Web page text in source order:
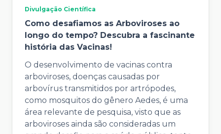
Divulgação Científica
Como desafiamos as Arboviroses ao
longo do tempo? Descubra a fascinante
história das Vacinas!
O desenvolvimento de vacinas contra
arboviroses, doenças causadas por
arbovírus transmitidos por artrópodes,
como mosquitos do gênero Aedes, é uma
área relevante de pesquisa, visto que as
arboviroses ainda são consideradas um